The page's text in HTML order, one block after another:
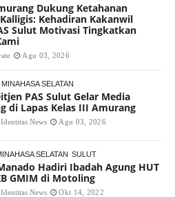
Dukung Ketahanan
Kehadiran Kakanwil
Sulut Motivasi Tingkatkan
Agu 03, 2026
MINAHASA SELATAN
PAS Sulut Gelar Media
di Lapas Kelas III Amurang
News Agu 03, 2026
SELATAN SULUT
Hadiri Ibadah Agung HUT
GMIM di Motoling
News Okt 14, 2022